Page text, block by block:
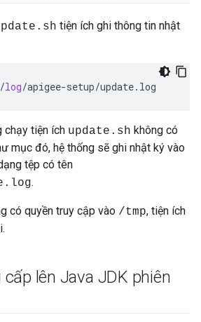
tiện ích ghi thông tin nhật
/log/apigee-setup/update. log
chạy tiện ích update.sh không có
mục đó, hệ thống sẽ ghi nhật ký vào
tệp có tên
.
có quyền truy cập vào /tmp, tiện ích
lên Java JDK phiên